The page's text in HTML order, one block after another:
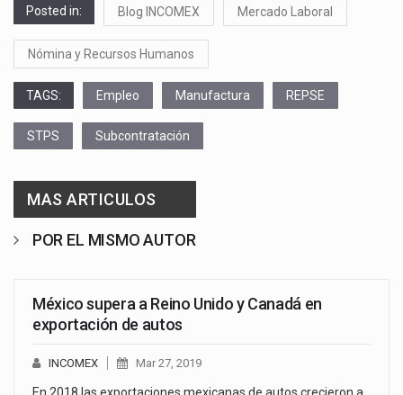
Posted in: Blog INCOMEX Mercado Laboral
Nómina y Recursos Humanos
TAGS: Empleo Manufactura REPSE
STPS Subcontratación
MAS ARTICULOS
POR EL MISMO AUTOR
México supera a Reino Unido y Canadá en
exportación de autos
INCOMEX Mar 27, 2019